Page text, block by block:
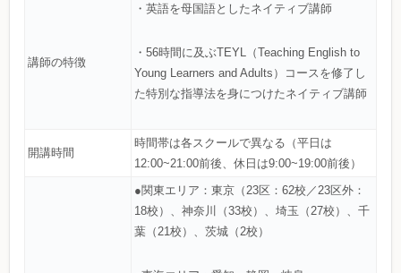
講師の特徴
・英語を母国語としたネイティブ講師
・56時間に及ぶTEYL（Teaching English to
Young Learners and Adults）コースを修了し
た特別な指導法を身につけたネイティブ講師
開講時間
時間帯は各スクールで異なる（平日は
12:00~21:00前後、休日は9:00~19:00前後）
●関東エリア：東京（23区：62校／23区外：
18校）、神奈川（33校）、埼玉（27校）、千
葉（21校）、茨城（2校）